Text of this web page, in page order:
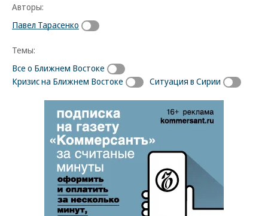
Авторы:
Павел Тарасенко
Темы:
Все о Ближнем Востоке
Кризис на Ближнем Востоке
Ситуация в Сирии